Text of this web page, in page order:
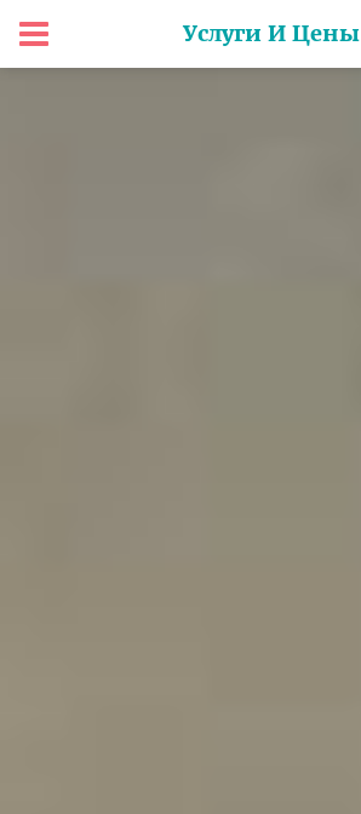
Услуги И Цены